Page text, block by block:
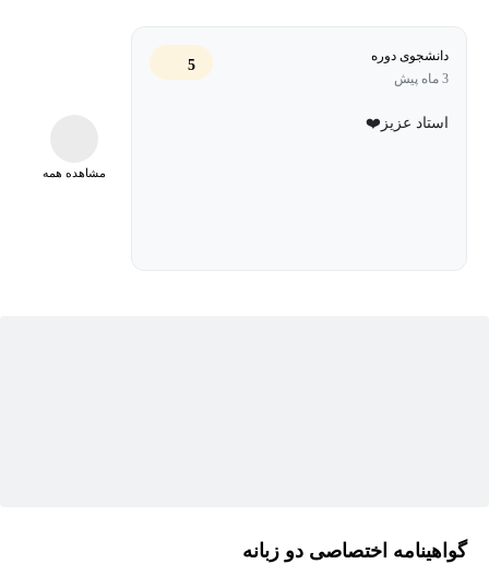
دانشجوی دوره
3 ماه پیش
5
استاد عزیز❤️
مشاهده همه
گواهینامه اختصاصی دو زبانه